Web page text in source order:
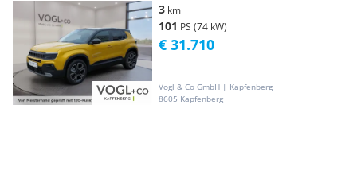
3 km
101 PS (74 kW)
Vogl & Co GmbH | Kapfenberg
8605 Kapfenberg
€ 31.710